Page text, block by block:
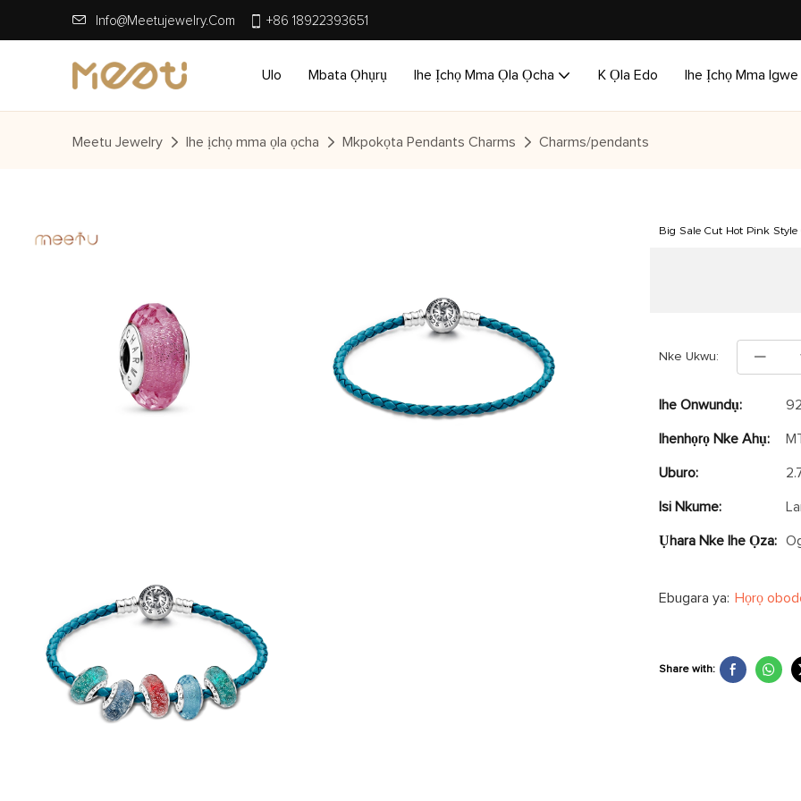
Info@meetujewelry.com +86 18922393651
Ulo Mbata Ọhụrụ Ihe Ịchọ Mma Ọla Ọcha K Ọla Edo Ihe Ịchọ Mma
Meetu Jewelry Ihe ịchọ mma ọla ọcha Mkpokọta Pendants Charms Charms/pendants
Big Sale Cut Hot Pink
Nke Ukwu:
Ihe Onwundụ:
Ihenhọrọ Nke Ahụ:
Uburo:
Isi Nkume:
Ụhara Nke Ihe Ọza:
Ebugara ya: Họrọ
Share with: